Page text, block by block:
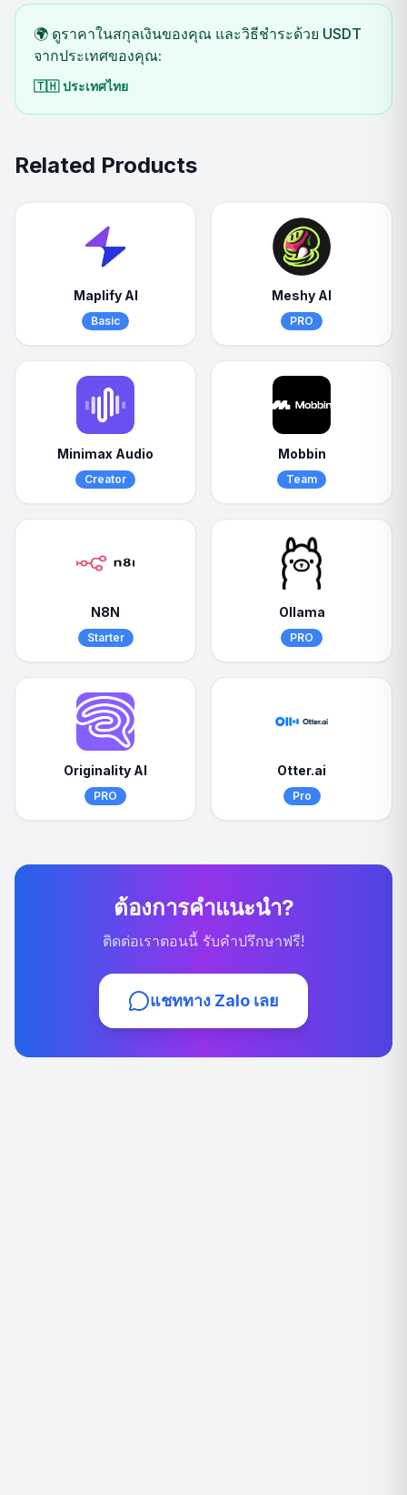
🌍 ดูราคาในสกุลเงินของคุณ และวิธีชำระด้วย USDT
จากประเทศของคุณ:
🇹🇭 ประเทศไทย
Related Products
Maplify AI
Basic
Meshy AI
PRO
Minimax Audio
Creator
Mobbin
Team
N8N
Starter
Ollama
PRO
Originality AI
PRO
Otter.ai
Pro
ต้องการคำแนะนำ?
ติดต่อเราตอนนี้ รับคำปรึกษาฟรี!
แชททาง Zalo เลย